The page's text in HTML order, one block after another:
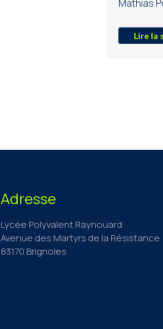
Mathias
Lire la
Adresse
Lycée Polyvalent Raynouard
Avenue des Martyrs de la Résistance
83170 Brignoles